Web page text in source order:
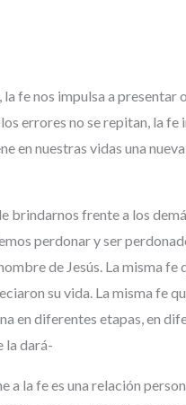
fe nos impulsa a presentar
errores no se repitan, la
en nuestras vidas una
brindarnos frente a los
perdonar y ser
de Jesús. La misma fe
su vida. La misma fe
en diferentes etapas, en
la dará-
a la fe es una relación